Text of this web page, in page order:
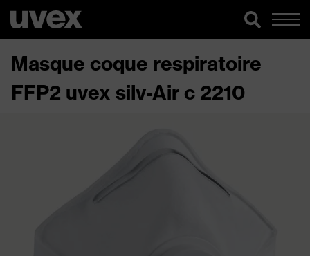
Masque coque respiratoire
FFP2 uvex silv-Air c 2210